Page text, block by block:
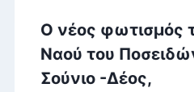
Ο νέος φωτισμός
Ναού του
Σούνιο -Δέος,